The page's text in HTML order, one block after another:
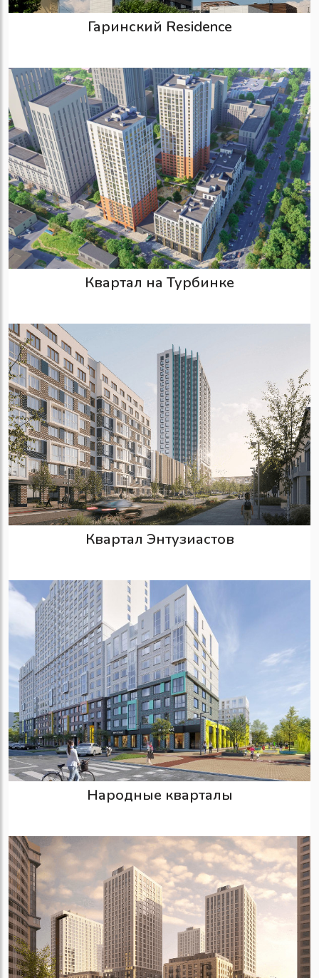
Гаринский Residence
Квартал на Турбинке
Квартал Энтузиастов
Народные кварталы